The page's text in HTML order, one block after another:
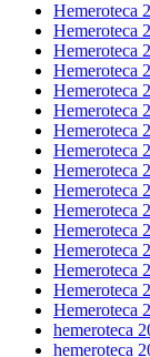
Hemeroteca
Hemeroteca
Hemeroteca
Hemeroteca
Hemeroteca
Hemeroteca
Hemeroteca
Hemeroteca
Hemeroteca
Hemeroteca
Hemeroteca
Hemeroteca
Hemeroteca
Hemeroteca
Hemeroteca
Hemeroteca
hemeroteca
hemeroteca